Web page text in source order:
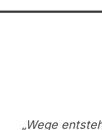
„Wege